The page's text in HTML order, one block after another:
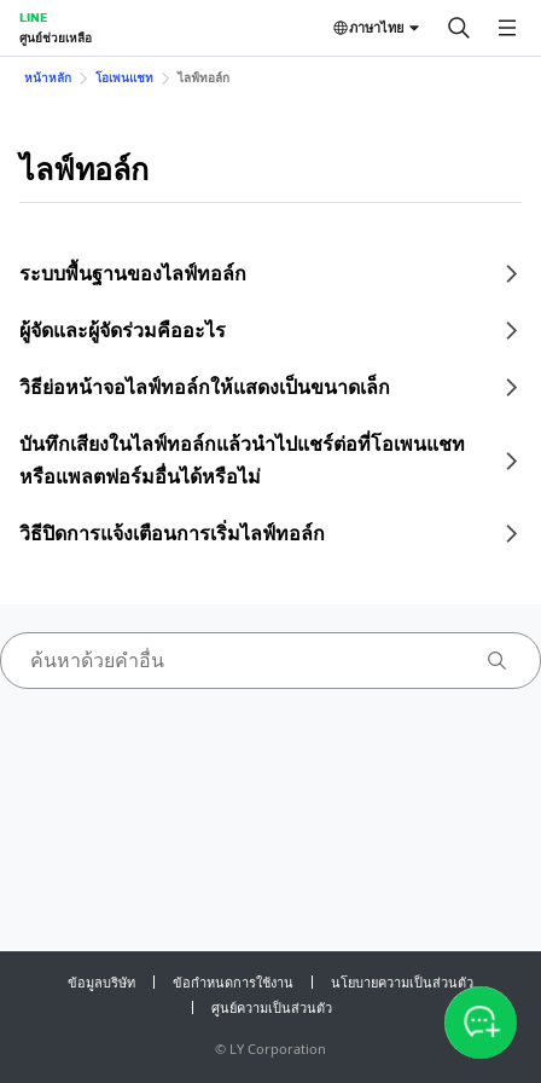
LINE
ศูนย์ช่วยเหลือ
ภาษาไทย
หน้าหลัก โอเพนแชท ไลฟ์ทอล์ก
ไลฟ์ทอล์ก
ระบบพื้นฐานของไลฟ์ทอล์ก
ผู้จัดและผู้จัดร่วมคืออะไร
วิธีย่อหน้าจอไลฟ์ทอล์กให้แสดงเป็นขนาดเล็ก
บันทึกเสียงในไลฟ์ทอล์กแล้วนำไปแชร์ต่อที่โอเพนแชท
หรือแพลตฟอร์มอื่นได้หรือไม่
วิธีปิดการแจ้งเตือนการเริ่มไลฟ์ทอล์ก
ข้อมูลบริษัท ข้อกำหนดการใช้งาน
นโยบายความเป็นส่วนตัว
ศูนย์ความเป็นส่วนตัว
© LY Corporation